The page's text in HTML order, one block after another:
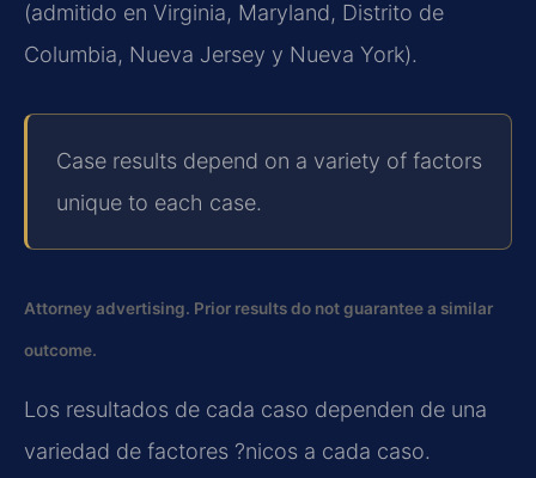
(admitido en Virginia, Maryland, Distrito de
Columbia, Nueva Jersey y Nueva York).
Case results depend on a variety of factors
unique to each case.
Attorney advertising. Prior results do not guarantee a similar
outcome.
Los resultados de cada caso dependen de una
variedad de factores ?nicos a cada caso.